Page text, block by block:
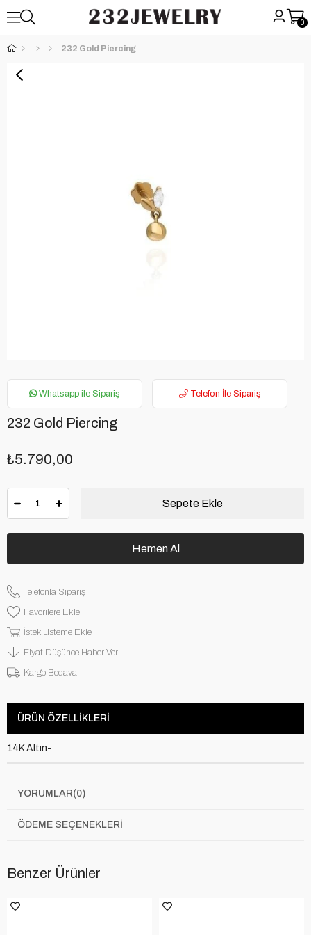
0
232 Gold Piercing
Whatsapp ile Sipariş Telefon İle Sipariş
232 Gold Piercing
₺5.790,00
Telefonla Sipariş
Favorilere Ekle
İstek Listeme Ekle
Fiyat Düşünce Haber Ver
Kargo Bedava
ÜRÜN ÖZELLIKLERI
14K Altın-
YORUMLAR(0)
ÖDEME SEÇENEKLERI
Benzer Ürünler